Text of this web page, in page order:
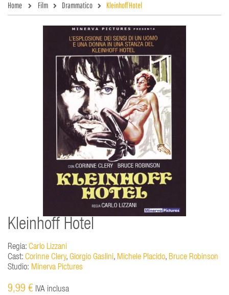
Home Film Drammatico Kleinhoff Hotel
Kleinhoff Hotel
Regia: Carlo Lizzani
Cast: Corinne Clery, Giorgio Gaslini, Michele Placido, Bruce Robinson
Studio: Minerva Pictures
9,99 € IVA inclusa